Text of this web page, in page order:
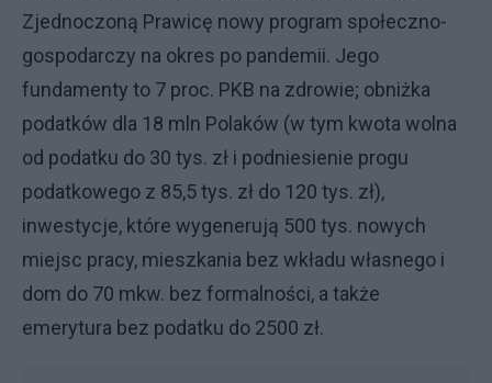
Zjednoczoną Prawicę nowy program społeczno-
gospodarczy na okres po pandemii. Jego
fundamenty to 7 proc. PKB na zdrowie; obniżka
podatków dla 18 mln Polaków (w tym kwota wolna
od podatku do 30 tys. zł i podniesienie progu
podatkowego z 85,5 tys. zł do 120 tys. zł),
inwestycje, które wygenerują 500 tys. nowych
miejsc pracy, mieszkania bez wkładu własnego i
dom do 70 mkw. bez formalności, a także
emerytura bez podatku do 2500 zł.